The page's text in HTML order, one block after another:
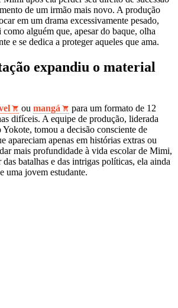
de um irmão mais novo. A produção
em um drama excessivamente pesado,
alguém que, apesar do baque, olha
e se dedica a proteger aqueles que ama.
expandiu o material
ou mangá
para um formato de 12
difíceis. A equipe de produção, liderada
tomou a decisão consciente de
apareciam apenas em histórias extras ou
mais profundidade à vida escolar de Mimi,
das batalhas e das intrigas políticas, ela ainda
uma jovem estudante.